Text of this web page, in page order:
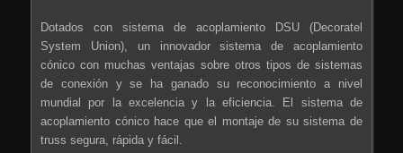
Dotados con sistema de acoplamiento DSU (Decoratel
System Union), un innovador sistema de acoplamiento
cónico con muchas ventajas sobre otros tipos de sistemas
de conexión y se ha ganado su reconocimiento a nivel
mundial por la excelencia y la eficiencia. El sistema de
acoplamiento cónico hace que el montaje de su sistema de
truss segura, rápida y fácil.